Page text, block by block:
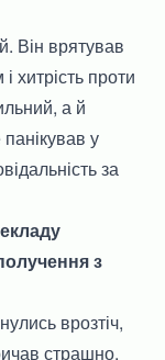
Він врятував
хитрість проти
а й
у
за
з
врозтіч,
страшно,